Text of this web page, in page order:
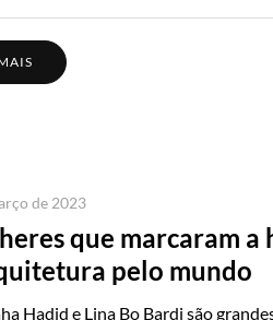
de 2023
que marcaram a
pelo mundo
Hadid e Lina Bo Bardi são